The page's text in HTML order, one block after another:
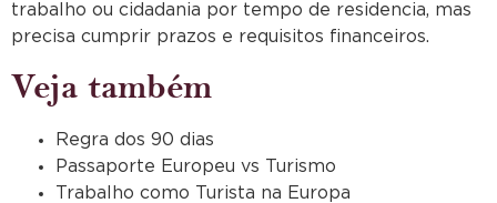
trabalho ou cidadania por tempo de residencia, mas
precisa cumprir prazos e requisitos financeiros.
Veja também
Regra dos 90 dias
Passaporte Europeu vs Turismo
Trabalho como Turista na Europa